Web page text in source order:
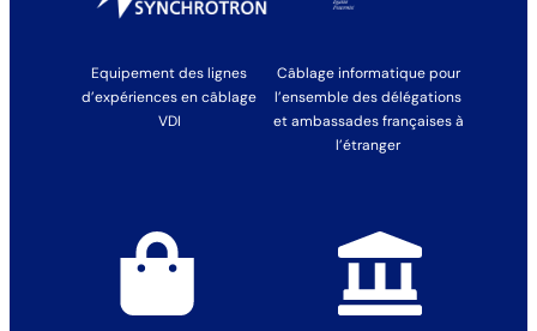
Equipement des lignes
d’expériences en câblage
VDI
Câblage informatique pour
l’ensemble des délégations
et ambassades françaises à
l’étranger